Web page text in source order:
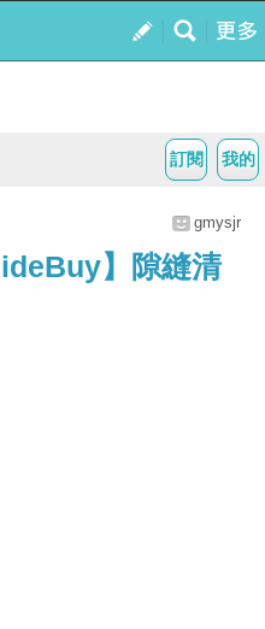
我的
訂閱
gmysjr
】隙縫清